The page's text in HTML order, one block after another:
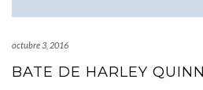
octubre 3, 2016
BATE DE HARLEY QUINN